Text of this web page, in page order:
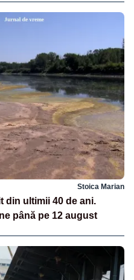
Stoica Marian
din ultimii 40 de ani.
până pe 12 august